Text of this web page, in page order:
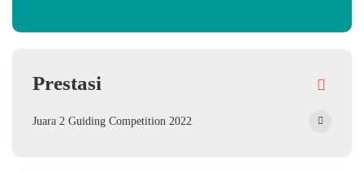
Prestasi
Juara 2 Guiding Competition 2022